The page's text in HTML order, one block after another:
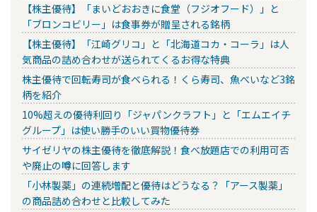
【株主優待】「まいどおおきに食堂（フジオフード）」と
「ブロンコビリー」は食事券が贈呈される銘柄
【株主優待】「江崎グリコ」と「北海道コカ・コーラ」は人
気商品の詰め合わせが送られてくるお得な特典
株主優待で回転寿司が食べられる！くら寿司、魚べいなど3銘
柄を紹介
10%超えの優待利回り「ジャパンクラフト」と「エムエイチ
グループ」は使い勝手のいい買物優待券
サイゼリヤの株主優待を徹底解説！食べ放題店での利用可否
や廃止の噂に回答します
「小林製薬」の連続増配と優待はどうなる？「アース製薬」
の商品詰め合わせと比較してみた